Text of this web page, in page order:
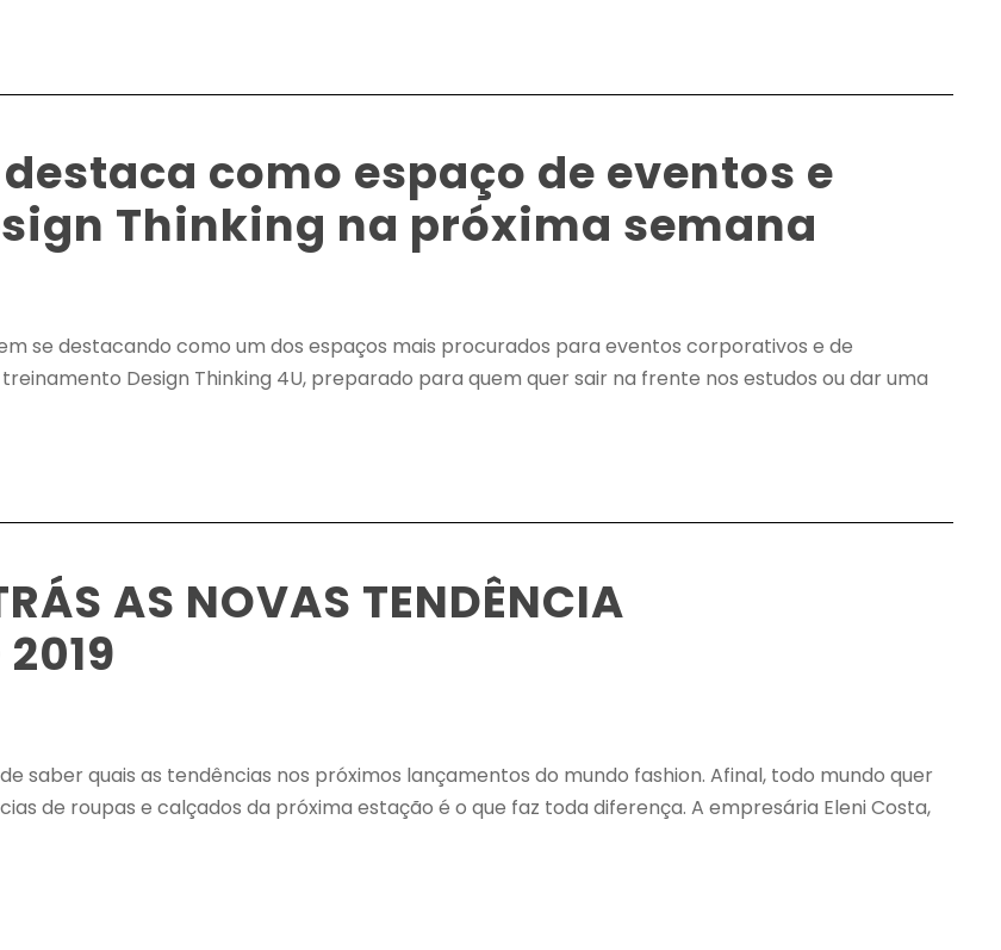
como espaço de eventos e
Thinking na próxima semana
se destacando como um dos espaços mais procurados para eventos corporativos e de
Design Thinking 4U, preparado para quem quer sair na frente nos estudos ou dar uma
AS NOVAS TENDÊNCIA
saber quais as tendências nos próximos lançamentos do mundo fashion. Afinal, todo mundo quer
de roupas e calçados da próxima estação é o que faz toda diferença. A empresária Eleni Costa,